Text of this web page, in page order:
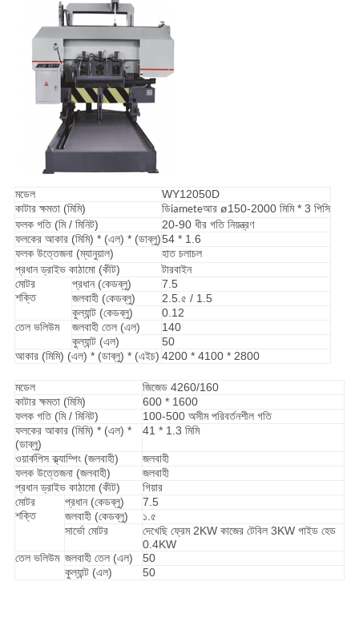
মডেল
WY12050D
কাটার ক্ষমতা (মিমি)
ডিiameteআর ø150-2000 মিমি * 3 পিসি
ফলক গতি (মি / মিনিট)
20-90 ধীর গতি নিয়ন্ত্রণ
ফলকের আকার (মিমি) * (এল) * (ডাব্লু)54 * 1.6
ফলক উত্তেজনা (ম্যানুয়াল)
হাত চলাচল
প্রধান ড্রাইভ কাঠামো (কীট)
টারবাইন
মোটর
শক্তি
প্রধান (কেডব্লু)
7.5
জলবাহী (কেডব্লু)
2.5.৫ / 1.5
কুল্যান্ট (কেডব্লু)
0.12
তেল ভলিউম
জলবাহী তেল (এল)
140
কুল্যান্ট (এল)
50
আকার (মিমি) (এল) * (ডাব্লু) * (এইচ) 4200 * 4100 * 2800
মডেল
জিজেড 4260/160
কাটার ক্ষমতা (মিমি)
600 * 1600
ফলক গতি (মি / মিনিট)
100-500 অসীম পরিবর্তনশীল গতি
ফলকের আকার (মিমি) * (এল) *
(ডাব্লু)
41 * 1.3 মিমি
ওয়ার্কপিস ক্ল্যাম্পিং (জলবাহী)
জলবাহী
ফলক উত্তেজনা (জলবাহী)
জলবাহী
প্রধান ড্রাইভ কাঠামো (কীট)
গিয়ার
মোটর
শক্তি
প্রধান (কেডব্লু)
7.5
জলবাহী (কেডব্লু)
১.৫
সার্ভো মোটর
দেখেছি ফ্রেম 2KW কাজের টেবিল 3KW গাইড হেড
0.4KW
তেল ভলিউম জলবাহী তেল (এল)
50
কুল্যান্ট (এল)
50